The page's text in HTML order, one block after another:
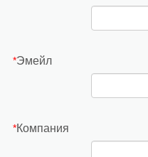
*Эмейл
*Компания